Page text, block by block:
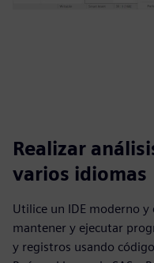
Realizar
varios idiomas
Utilice un IDE moderno y
mantener y ejecutar
y registros usando